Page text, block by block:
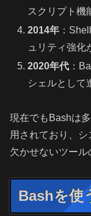
スクリプト機
2014年 ：
ュリティ強化
2020年代 ：
シェルとして
現在でもBashは
用されており、
欠かせないツール
Bashを使